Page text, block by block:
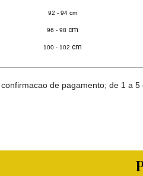
92 - 94 cm
96 - 98 cm
100 - 102 cm
de pagamento; de 1 a 5